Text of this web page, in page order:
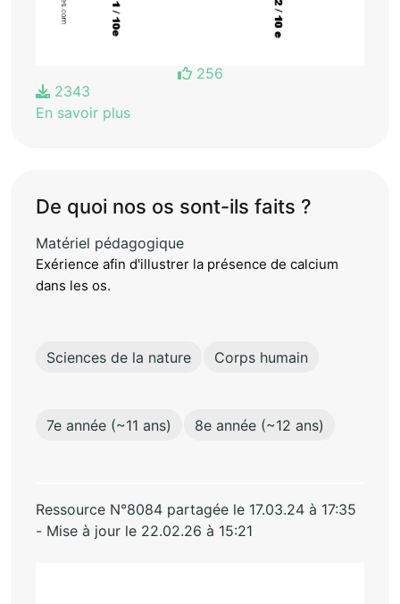
256
2343
En savoir plus
De quoi nos os sont-ils faits ?
Matériel pédagogique
Exérience afin d'illustrer la présence de calcium
dans les os.
Sciences de la nature Corps humain
7e année (~11 ans) 8e année (~12 ans)
Ressource N°8084 partagée le 17.03.24 à 17:35
- Mise à jour le 22.02.26 à 15:21